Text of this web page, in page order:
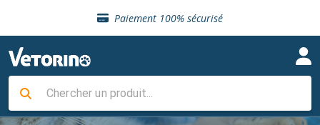
Paiement 100% sécurisé
Livraison gratuite en clinique vétérinaire
Sélection de croquettes vétérinaire
Livraison gratuite en clinique vétérinaire
Retour gratuit en clinique